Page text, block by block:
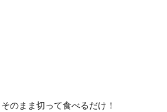
のまま切って食べるだけ！